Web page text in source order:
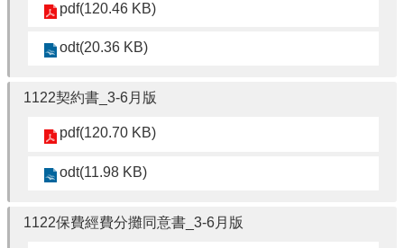
pdf(120.46 KB)
odt(20.36 KB)
1122契約書_3-6月版
pdf(120.70 KB)
odt(11.98 KB)
1122保費經費分攤同意書_3-6月版